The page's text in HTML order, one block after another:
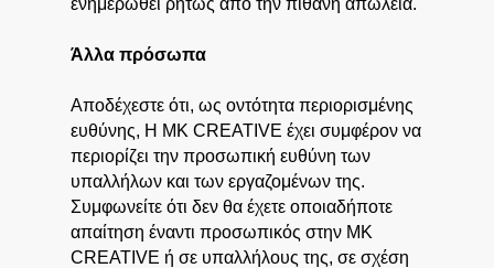
ενημερωθεί ρητώς από την πιθανή απώλεια.
Άλλα πρόσωπα
Αποδέχεστε ότι, ως οντότητα περιορισμένης
ευθύνης, Η MK CREATIVE έχει συμφέρον να
περιορίζει την προσωπική ευθύνη των
υπαλλήλων και των εργαζομένων της.
Συμφωνείτε ότι δεν θα έχετε οποιαδήποτε
απαίτηση έναντι προσωπικός στην MK
CREATIVE ή σε υπαλλήλους της, σε σχέση